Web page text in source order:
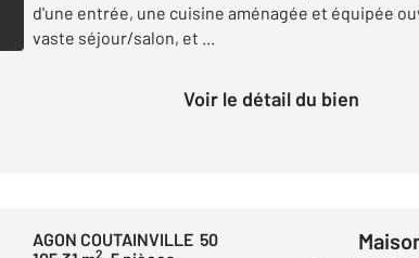
d'une entrée, une cuisine aménagée et équipée
vaste séjour/salon, et ...
Voir le détail du bien
AGON COUTAINVILLE 50
2